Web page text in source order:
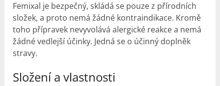
Femixal je bezpečný, skládá se pouze z přírodních
složek, a proto nemá žádné kontraindikace. Kromě
toho přípravek nevyvolává alergické reakce a nemá
žádné vedlejší účinky. Jedná se o účinný doplněk
stravy.
Složení a vlastnosti